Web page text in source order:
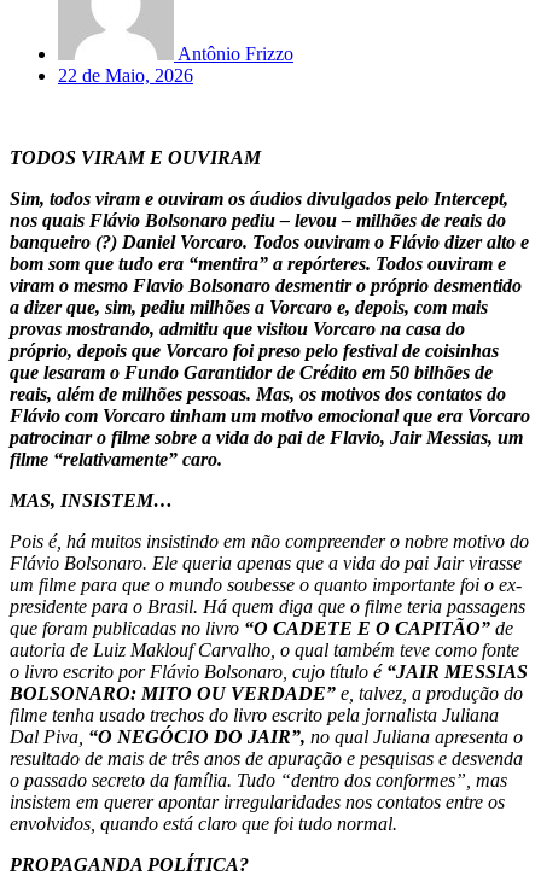
Antônio Frizzo
22 de Maio, 2026
TODOS VIRAM E OUVIRAM
Sim, todos viram e ouviram os áudios divulgados pelo Intercept,
nos quais Flávio Bolsonaro pediu – levou – milhões de reais do
banqueiro (?) Daniel Vorcaro. Todos ouviram o Flávio dizer alto e
bom som que tudo era “mentira” a repórteres. Todos ouviram e
viram o mesmo Flavio Bolsonaro desmentir o próprio desmentido
a dizer que, sim, pediu milhões a Vorcaro e, depois, com mais
provas mostrando, admitiu que visitou Vorcaro na casa do
próprio, depois que Vorcaro foi preso pelo festival de coisinhas
que lesaram o Fundo Garantidor de Crédito em 50 bilhões de
reais, além de milhões pessoas. Mas, os motivos dos contatos do
Flávio com Vorcaro tinham um motivo emocional que era Vorcaro
patrocinar o filme sobre a vida do pai de Flavio, Jair Messias, um
filme “relativamente” caro.
MAS, INSISTEM…
Pois é, há muitos insistindo em não compreender o nobre motivo do
Flávio Bolsonaro. Ele queria apenas que a vida do pai Jair virasse
um filme para que o mundo soubesse o quanto importante foi o ex-
presidente para o Brasil. Há quem diga que o filme teria passagens
que foram publicadas no livro “O CADETE E O CAPITÃO” de
autoria de Luiz Maklouf Carvalho, o qual também teve como fonte
o livro escrito por Flávio Bolsonaro, cujo título é “JAIR MESSIAS
BOLSONARO: MITO OU VERDADE” e, talvez, a produção do
filme tenha usado trechos do livro escrito pela jornalista Juliana
Dal Piva, “O NEGÓCIO DO JAIR”, no qual Juliana apresenta o
resultado de mais de três anos de apuração e pesquisas e desvenda
o passado secreto da família. Tudo “dentro dos conformes”, mas
insistem em querer apontar irregularidades nos contatos entre os
envolvidos, quando está claro que foi tudo normal.
PROPAGANDA POLÍTICA?